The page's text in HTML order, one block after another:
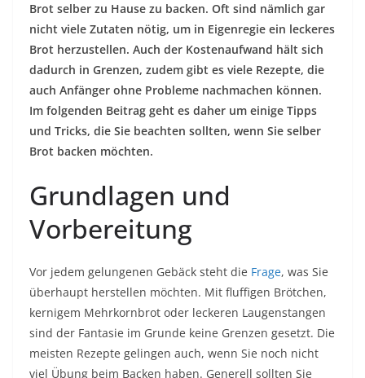
Brot selber zu Hause zu backen. Oft sind nämlich gar
nicht viele Zutaten nötig, um in Eigenregie ein leckeres
Brot herzustellen. Auch der Kostenaufwand hält sich
dadurch in Grenzen, zudem gibt es viele Rezepte, die
auch Anfänger ohne Probleme nachmachen können.
Im folgenden Beitrag geht es daher um einige Tipps
und Tricks, die Sie beachten sollten, wenn Sie selber
Brot backen möchten.
Grundlagen und
Vorbereitung
Vor jedem gelungenen Gebäck steht die Frage, was Sie
überhaupt herstellen möchten. Mit fluffigen Brötchen,
kernigem Mehrkornbrot oder leckeren Laugenstangen
sind der Fantasie im Grunde keine Grenzen gesetzt. Die
meisten Rezepte gelingen auch, wenn Sie noch nicht
viel Übung beim Backen haben. Generell sollten Sie